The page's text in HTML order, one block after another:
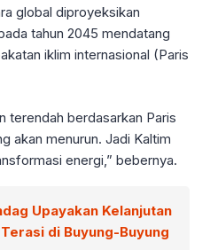
global diproyeksikan
tahun 2045 mendatang
iklim internasional (Paris
terendah berdasarkan Paris
akan menurun. Jadi Kaltim
energi,” bebernya.
Upayakan Kelanjutan
di Buyung-Buyung